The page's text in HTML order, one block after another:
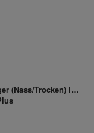
(Nass/Trocken) ISP